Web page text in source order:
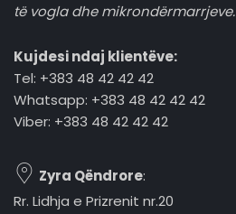
të vogla dhe mikrondërmarrjeve.
Kujdesi ndaj klientëve:
Tel: +383 48 42 42 42
Whatsapp: +383 48 42 42 42
Viber: +383 48 42 42 42
Zyra Qëndrore:
Rr. Lidhja e Prizrenit nr.20